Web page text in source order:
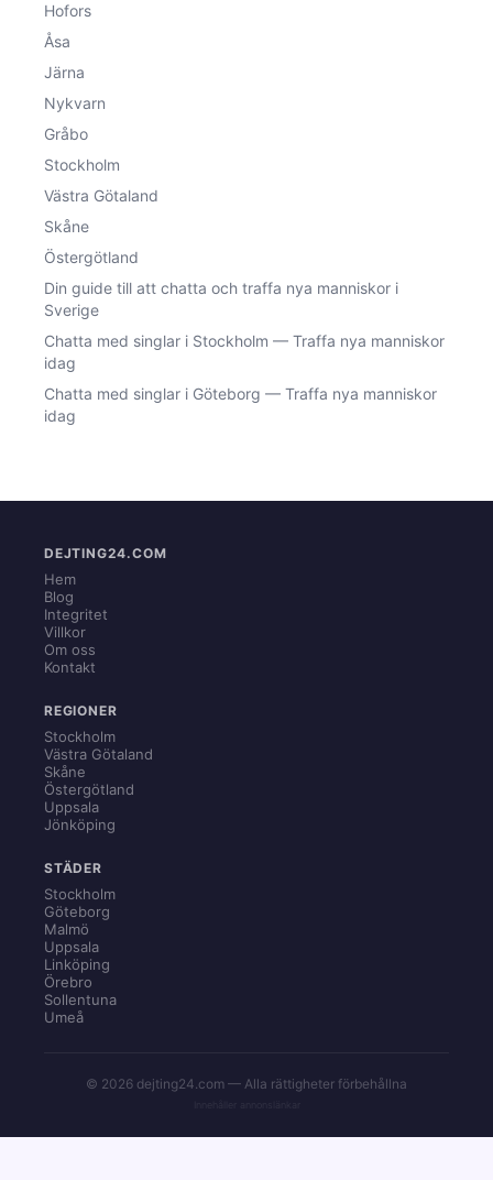
Hofors
Åsa
Järna
Nykvarn
Gråbo
Stockholm
Västra Götaland
Skåne
Östergötland
Din guide till att chatta och traffa nya manniskor i
Sverige
Chatta med singlar i Stockholm — Traffa nya manniskor
idag
Chatta med singlar i Göteborg — Traffa nya manniskor
idag
DEJTING24.COM
Hem
Blog
Integritet
Villkor
Om oss
Kontakt
REGIONER
Stockholm
Västra Götaland
Skåne
Östergötland
Uppsala
Jönköping
STÄDER
Stockholm
Göteborg
Malmö
Uppsala
Linköping
Örebro
Sollentuna
Umeå
© 2026 dejting24.com — Alla rättigheter förbehållna